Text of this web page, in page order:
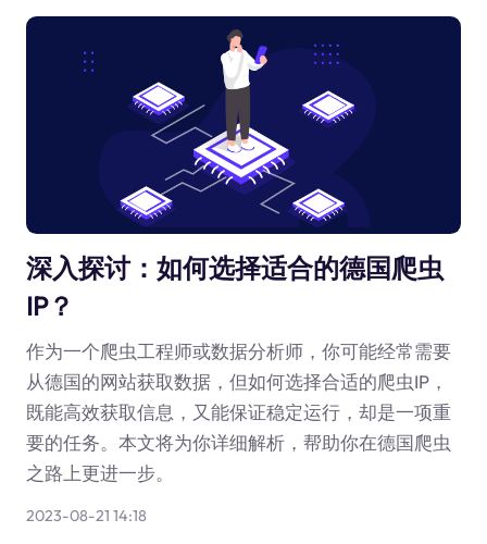
深入探讨：如何选择适合的德国爬虫
IP？
作为一个爬虫工程师或数据分析师，你可能经常需要
从德国的网站获取数据，但如何选择合适的爬虫IP，
既能高效获取信息，又能保证稳定运行，却是一项重
要的任务。本文将为你详细解析，帮助你在德国爬虫
之路上更进一步。
2023-08-21 14:18